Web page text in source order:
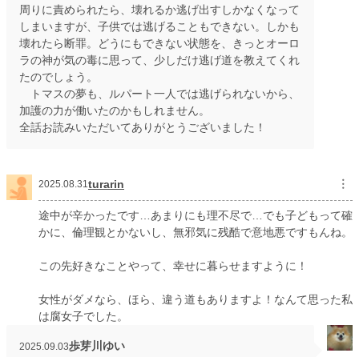
周りに責められたら、壊れるか逃げ出すしかなくなって
しまいますが、子供では逃げることもできない。しかも
壊れたら断罪。どうにもできない状態を、きっとオーロ
ラの神が気の毒に思って、少しだけ逃げ道を教えてくれ
たのでしょう。
トマスの夢も、ルパート一人では逃げられないから、
加護の力が働いたのかもしれません。
全話お読みいただいてありがとうございました！
2025.08.31turarin ︙
途中が辛かったです…あまりにも理不尽で…でも子どもって確
かに、倫理観とかないし、無邪気に残酷で意地悪ですもんね。
この先好きなことやって、幸せに暮らせますように！
女性がダメなら、ほら、違う道もありますよ！なんて思った私
は腐女子でした。
2025.09.03歩芽川ゆい